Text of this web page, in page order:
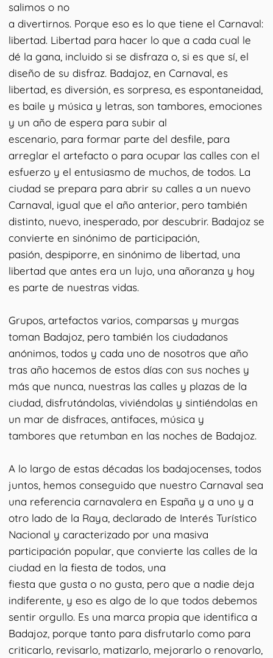
salimos o no
a divertirnos. Porque eso es lo que tiene el Carnaval:
libertad. Libertad para hacer lo que a cada cual le
dé la gana, incluido si se disfraza o, si es que sí, el
diseño de su disfraz. Badajoz, en Carnaval, es
libertad, es diversión, es sorpresa, es espontaneidad,
es baile y música y letras, son tambores, emociones
y un año de espera para subir al
escenario, para formar parte del desfile, para
arreglar el artefacto o para ocupar las calles con el
esfuerzo y el entusiasmo de muchos, de todos. La
ciudad se prepara para abrir su calles a un nuevo
Carnaval, igual que el año anterior, pero también
distinto, nuevo, inesperado, por descubrir. Badajoz se
convierte en sinónimo de participación,
pasión, despiporre, en sinónimo de libertad, una
libertad que antes era un lujo, una añoranza y hoy
es parte de nuestras vidas.
Grupos, artefactos varios, comparsas y murgas
toman Badajoz, pero también los ciudadanos
anónimos, todos y cada uno de nosotros que año
tras año hacemos de estos días con sus noches y
más que nunca, nuestras las calles y plazas de la
ciudad, disfrutándolas, viviéndolas y sintiéndolas en
un mar de disfraces, antifaces, música y
tambores que retumban en las noches de Badajoz.
A lo largo de estas décadas los badajocenses, todos
juntos, hemos conseguido que nuestro Carnaval sea
una referencia carnavalera en España y a uno y a
otro lado de la Raya, declarado de Interés Turístico
Nacional y caracterizado por una masiva
participación popular, que convierte las calles de la
ciudad en la fiesta de todos, una
fiesta que gusta o no gusta, pero que a nadie deja
indiferente, y eso es algo de lo que todos debemos
sentir orgullo. Es una marca propia que identifica a
Badajoz, porque tanto para disfrutarlo como para
criticarlo, revisarlo, matizarlo, mejorarlo o renovarlo,